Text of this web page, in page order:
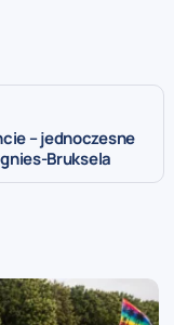
– jednoczesne
Bruksela